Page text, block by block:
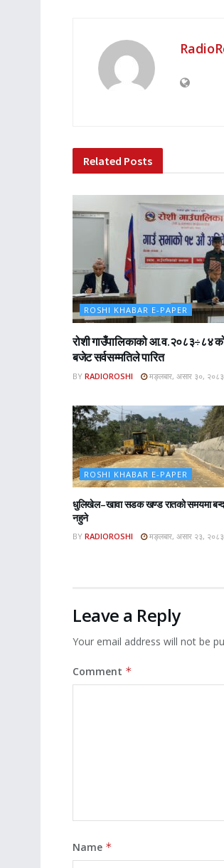
Related Posts
ROSHI KHABAR E-PAPER
रोशी गाउँपालिकाको आ.व.२०८३÷८४
बजेट सर्वसम्मतिले पारित
BY RADIOROSHI मङ्लबार, असार ३०, २०८३
ROSHI KHABAR E-PAPER
धुलिखेल–खावा सडक खण्ड रातको समयमा
नहुने
BY RADIOROSHI मङ्लबार, असार २३, २०८३
Leave a Reply
Your email address will not be
Comment *
Name *